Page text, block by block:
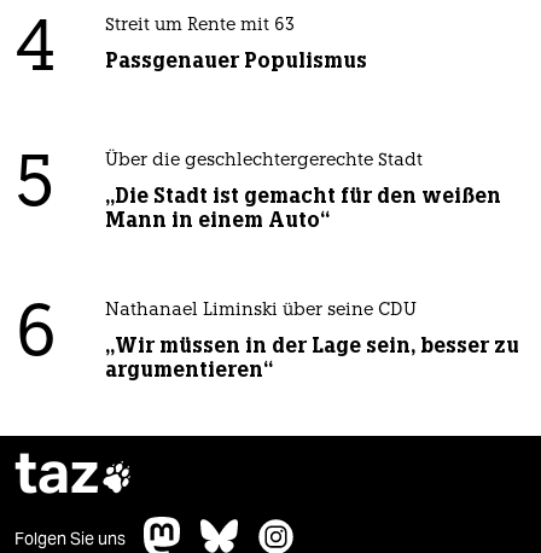
4 Streit um Rente mit 63
Passgenauer Populismus
5 Über die geschlechtergerechte Stadt
„Die Stadt ist gemacht für den weißen
Mann in einem Auto“
6 Nathanael Liminski über seine CDU
„Wir müssen in der Lage sein, besser zu
argumentieren“
taz
Folgen Sie uns